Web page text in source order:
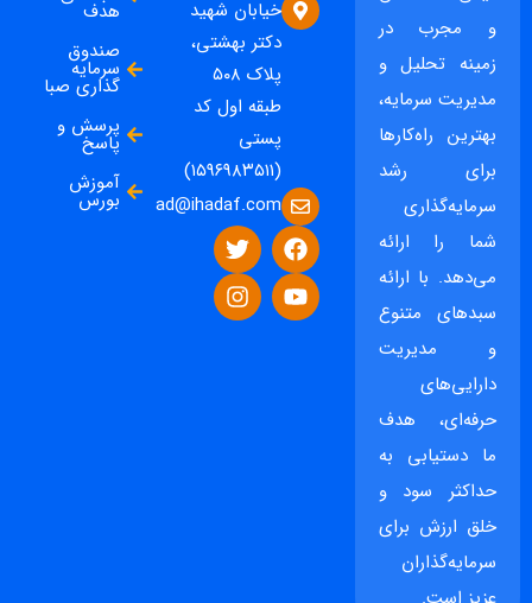
و مجرب در
زمینه تحلیل و
مدیریت سرمایه،
بهترین راه‌کارها
برای رشد
سرمایه‌گذاری
شما را ارائه
می‌دهد. با ارائه
سبدهای متنوع
و مدیریت
دارایی‌های
حرفه‌ای، هدف
ما دستیابی به
حداکثر سود و
خلق ارزش برای
سرمایه‌گذاران
خیابان شهید
دکتر بهشتی،
پلاک ۵۰۸
طبقه اول کد
پستی
(۱۵۹۶۹۸۳۵۱۱)
ad@ihadaf.com
هدف
صندوق
سرمایه
گذاری صبا
پرسش و
پاسخ
آموزش
بورس